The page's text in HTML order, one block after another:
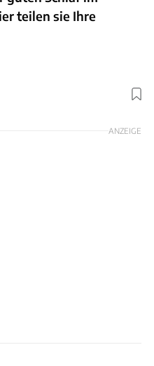
teilen sie Ihre
Foto: Andreas Becker
ANZEIGE